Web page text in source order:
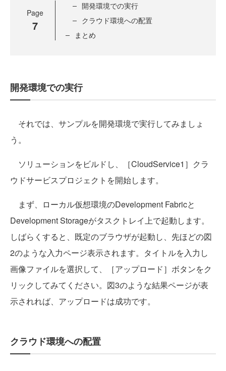
Page
7
開発環境での実行
クラウド環境への配置
まとめ
開発環境での実行
それでは、サンプルを開発環境で実行してみましょ
う。
ソリューションをビルドし、［CloudService1］クラ
ウドサービスプロジェクトを開始します。
まず、ローカル仮想環境のDevelopment Fabricと
Development Storageがタスクトレイ上で起動します。
しばらくすると、既定のブラウザが起動し、先ほどの図
2のような入力ページ表示されます。タイトルを入力し
画像ファイルを選択して、［アップロード］ボタンをク
リックしてみてください。図3のような結果ページが表
示されれば、アップロードは成功です。
クラウド環境への配置